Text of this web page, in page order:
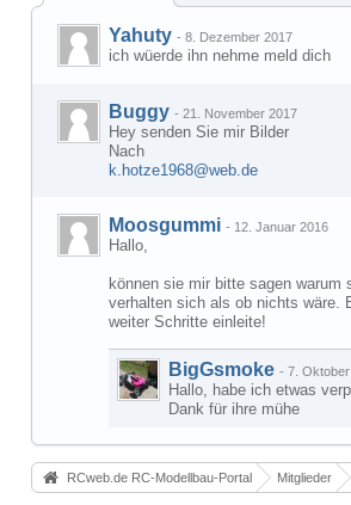
Yahuty - 8. Dezember 2017
ich wüerde ihn nehme meld dich
Buggy - 21. November 2017
Hey senden Sie mir Bilder
Nach
k.hotze1968@web.de
Moosgummi - 12. Januar 2016
Hallo,
können sie mir bitte sagen
verhalten sich als ob nichts wäre.
weiter Schritte einleite!
BigGsmoke - 7.
Hallo, habe ich etwas
Dank für ihre mühe
RCweb.de RC-Modellbau-Portal Mitglieder